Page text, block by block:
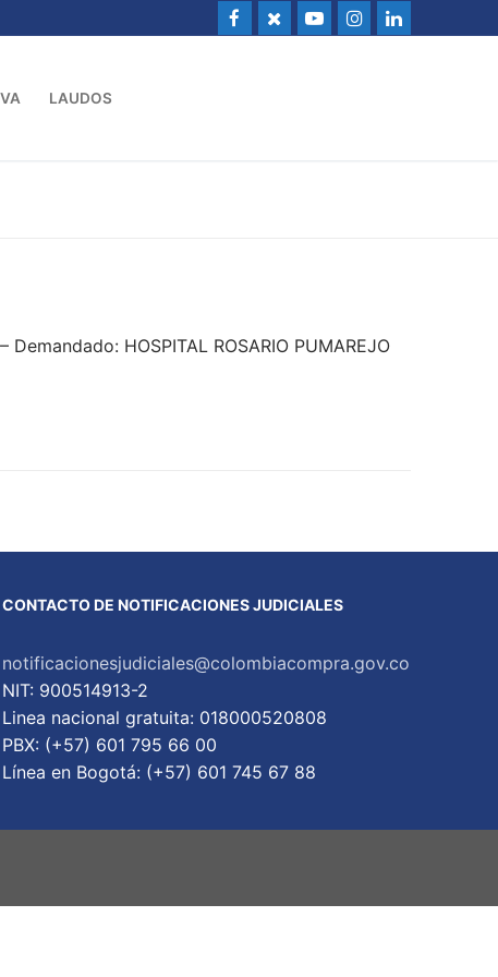
LAUDOS
HOSPITAL ROSARIO PUMAREJO
CONTACTO DE NOTIFICACIONES JUDICIALES
notificacionesjudiciales@colombiacompra.gov.co
NIT: 900514913-2
Linea nacional gratuita: 018000520808
PBX: (+57) 601 795 66 00
Lí­nea en Bogotá: (+57) 601 745 67 88